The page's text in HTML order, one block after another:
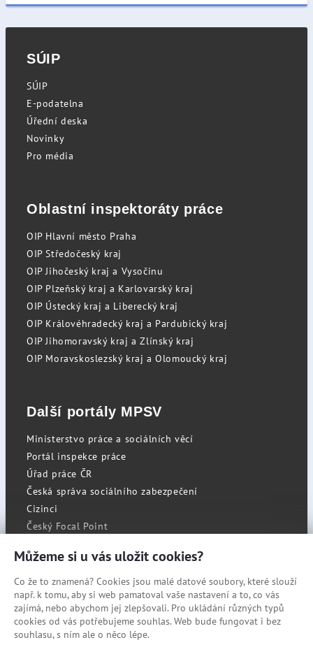
SÚIP
SÚIP
E-podatelna
Úřední deska
Novinky
Pro média
Oblastní inspektoráty práce
OIP Hlavní město Praha
OIP Středočeský kraj
OIP Jihočeský kraj a Vysočinu
OIP Plzeňský kraj a Karlovarský kraj
OIP Ústecký kraj a Liberecký kraj
OIP Královéhradecký kraj a Pardubický kraj
OIP Jihomoravský kraj a Zlínský kraj
OIP Moravskoslezský kraj a Olomoucký kraj
Další portály MPSV
Ministerstvo práce a sociálních věcí
Portál inspekce práce
Úřad práce ČR
Česká správa sociálního zabezpečení
Cizinci
Český Focal Point
RSS
Cookies
Prohlášení o přístupnosti
Mapa stránek
Můžeme si u vás uložit cookies?
Co že to znamená? Cookies jsou malé datové soubory, které slouží
např. k tomu, aby si web pamatoval vaše nastavení a to, co vás
zajímá, nebo abychom jej zlepšovali. Pro ukládání různých typů
cookies od vás potřebujeme souhlas. Web bude fungovat i bez
souhlasu, s ním ale o něco lépe.